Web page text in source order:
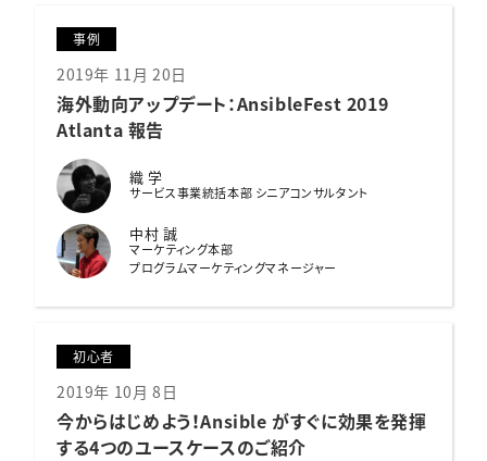
事例
2019年 11月 20日
海外動向アップデート：AnsibleFest 2019
Atlanta 報告
織 学
サービス事業統括本部 シニアコンサルタント
中村 誠
マーケティング本部
プログラムマーケティングマネージャー
初心者
2019年 10月 8日
今からはじめよう！Ansible がすぐに効果を発揮
する4つのユースケースのご紹介